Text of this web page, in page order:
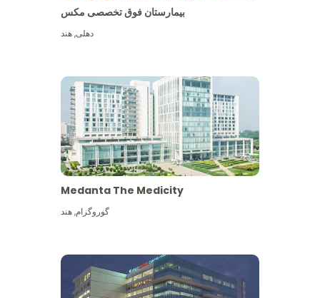
بیمارستان فوق تخصصی مکس
دهلی,هند
Medanta The Medicity
گوروگرام,هند